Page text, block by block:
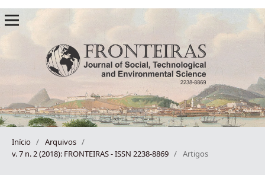
Início / Arquivos /
v. 7 n. 2 (2018): FRONTEIRAS - ISSN 2238-8869 / Artigos